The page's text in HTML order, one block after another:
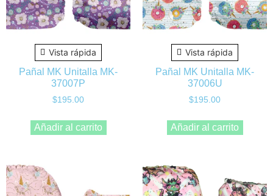
Vista rápida
Pañal MK Unitalla MK-
37007P
$195.00
Añadir al carrito
Vista rápida
Pañal MK Unitalla MK-
37006U
$195.00
Añadir al carrito